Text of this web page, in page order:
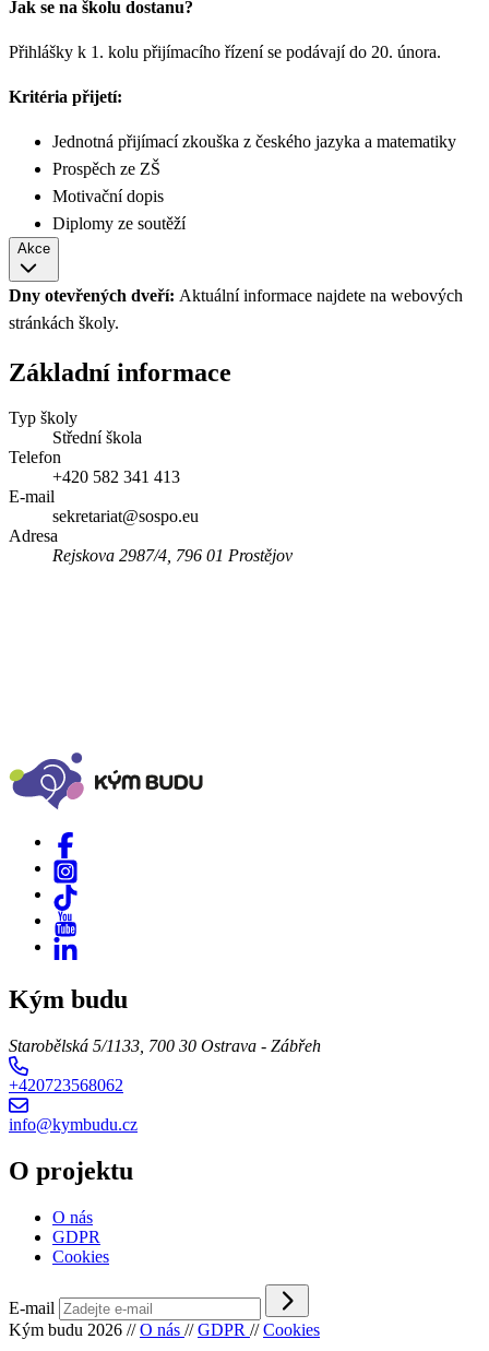
Jak se na školu dostanu?
Přihlášky k 1. kolu přijímacího řízení se podávají do 20. února.
Kritéria přijetí:
Jednotná přijímací zkouška z českého jazyka a matematiky
Prospěch ze ZŠ
Motivační dopis
Diplomy ze soutěží
Akce
Dny otevřených dveří: Aktuální informace najdete na webových
stránkách školy.
Základní informace
Typ školy
Střední škola
Telefon
+420 582 341 413
E-mail
sekretariat@sospo.eu
Adresa
Rejskova 2987/4, 796 01 Prostějov
Kým budu
Starobělská 5/1133, 700 30 Ostrava - Zábřeh
+420723568062
info@kymbudu.cz
O projektu
O nás
GDPR
Cookies
E-mail
Kým budu 2026 // O nás // GDPR // Cookies